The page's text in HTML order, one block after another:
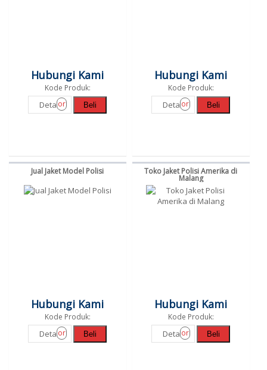
Hubungi Kami
Kode Produk:
Detailor Beli
Hubungi Kami
Kode Produk:
Detailor Beli
Jual Jaket Model Polisi
Hubungi Kami
Kode Produk:
Detailor Beli
Toko Jaket Polisi Amerika di
Malang
Hubungi Kami
Kode Produk:
Detailor Beli